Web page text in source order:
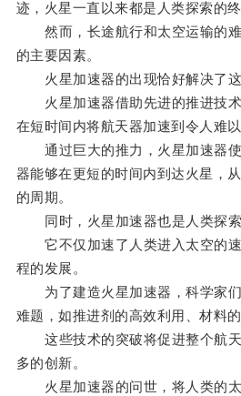
迹，火星一直以来都是人类探索的终
然而，长途航行和太空运输的难
的主要因素。
火星加速器的出现恰好解决了这
火星加速器借助先进的推进技术
在短时间内将航天器加速到令人难以
通过巨大的推力，火星加速器使
器能够在更短的时间内到达火星，
的周期。
同时，火星加速器也是人类探索
它不仅加速了人类进入太空的速
程的发展。
为了建造火星加速器，科学家们
难题，如推进剂的高效利用、材料
这些技术的突破将促进整个航天
多的创新。
火星加速器的问世，将人类的太